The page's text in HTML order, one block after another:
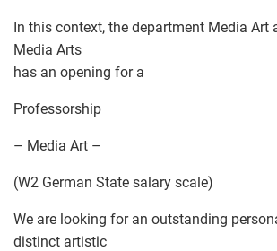
In this context, the department Media Art
Media Arts
has an opening for a
Professorship
– Media Art –
(W2 German State salary scale)
We are looking for an outstanding
distinct artistic